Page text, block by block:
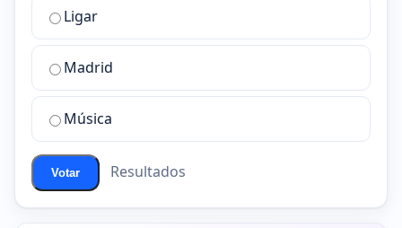
mejor
sala
chat
ChatZona?
Ligar
Madrid
Música
Votar Resultados